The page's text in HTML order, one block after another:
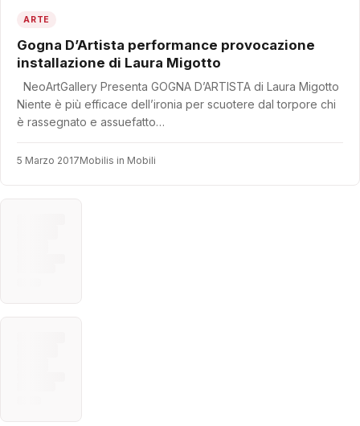
ARTE
Gogna D’Artista performance provocazione
installazione di Laura Migotto
NeoArtGallery Presenta GOGNA D’ARTISTA di Laura Migotto
Niente è più efficace dell’ironia per scuotere dal torpore chi
è rassegnato e assuefatto…
5 Marzo 2017Mobilis in Mobili